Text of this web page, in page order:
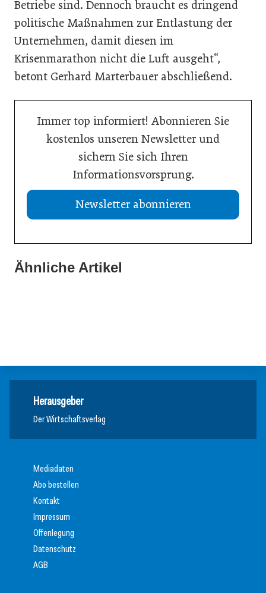
Betriebe sind. Dennoch braucht es dringend
politische Maßnahmen zur Entlastung der
Unternehmen, damit diesen im
Krisenmarathon nicht die Luft ausgeht“,
betont Gerhard Marterbauer abschließend.
Immer top informiert! Abonnieren Sie
kostenlos unseren Newsletter und
sichern Sie sich Ihren
Informationsvorsprung.
Newsletter abonnieren
Ähnliche Artikel
13. Juli 2026
Was Handwerksbetriebe jetzt für ihre Online-Sichtbarkeit
Herausgeber
Der Wirtschaftsverlag
Mediadaten
Abo bestellen
Kontakt
Impressum
Offenlegung
Datenschutz
AGB